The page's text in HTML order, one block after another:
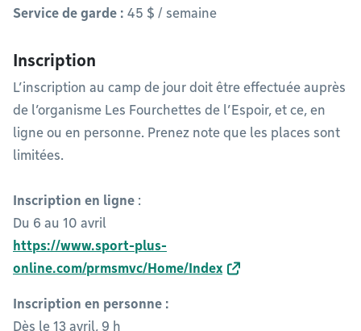
Service de garde : 45 $ / semaine
Inscription
L’inscription au camp de jour doit être effectuée auprès
de l’organisme Les Fourchettes de l’Espoir, et ce, en
ligne ou en personne. Prenez note que les places sont
limitées.
Inscription en ligne :
Du 6 au 10 avril
https://www.sport-plus-
online.com/prmsmvc/Home/Index
Inscription en personne :
Dès le 13 avril, 9 h